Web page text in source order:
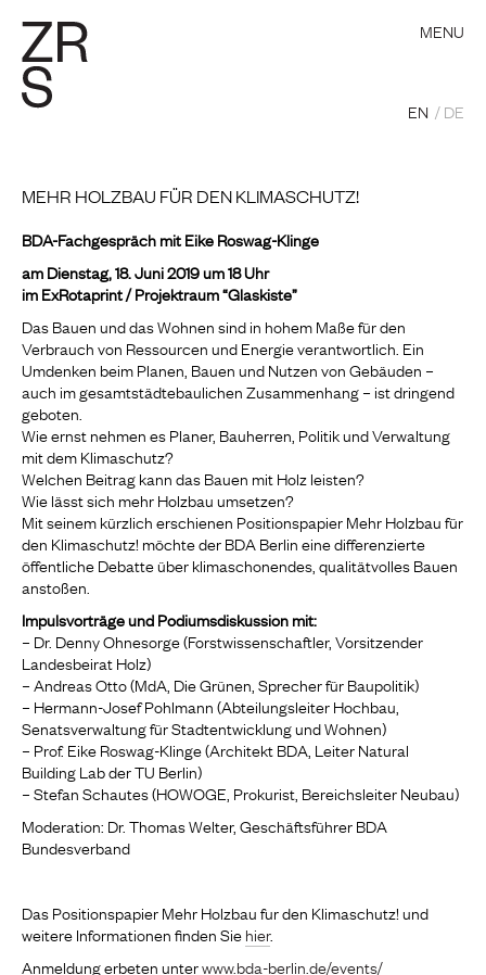
MENU
EN DE
MEHR HOLZBAU FÜR DEN KLIMASCHUTZ!
BDA-Fachgespräch mit Eike Roswag-Klinge
am Dienstag, 18. Juni 2019 um 18 Uhr
im ExRotaprint / Projektraum “Glaskiste”
Das Bauen und das Wohnen sind in hohem Maße für den
Verbrauch von Ressourcen und Energie verantwortlich. Ein
Umdenken beim Planen, Bauen und Nutzen von Gebäuden –
auch im gesamtstädtebaulichen Zusammenhang – ist dringend
geboten.
Wie ernst nehmen es Planer, Bauherren, Politik und Verwaltung
mit dem Klimaschutz?
Welchen Beitrag kann das Bauen mit Holz leisten?
Wie lässt sich mehr Holzbau umsetzen?
Mit seinem kürzlich erschienen Positionspapier Mehr Holzbau für
den Klimaschutz! möchte der BDA Berlin eine differenzierte
öffentliche Debatte über klimaschonendes, qualitätvolles Bauen
anstoßen.
Impulsvorträge und Podiumsdiskussion mit:
– Dr. Denny Ohnesorge (Forstwissenschaftler, Vorsitzender
Landesbeirat Holz)
– Andreas Otto (MdA, Die Grünen, Sprecher für Baupolitik)
– Hermann-Josef Pohlmann (Abteilungsleiter Hochbau,
Senatsverwaltung für Stadtentwicklung und Wohnen)
– Prof. Eike Roswag-Klinge (Architekt BDA, Leiter Natural
Building Lab der TU Berlin)
– Stefan Schautes (HOWOGE, Prokurist, Bereichsleiter Neubau)
Moderation: Dr. Thomas Welter, Geschäftsführer BDA
Bundesverband
Das Positionspapier Mehr Holzbau fur den Klimaschutz! und
weitere Informationen finden Siehier.
Anmeldung erbeten unterwww.bda-berlin.de/events/